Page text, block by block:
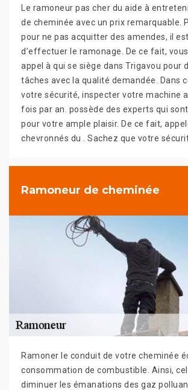
Le ramoneur pas cher du aide à
de cheminée avec un prix remarquable.
pour ne pas acquitter des amendes, il
d’effectuer le ramonage. De ce fait,
appel à qui se siège dans Trigavou pour
tâches avec la qualité demandée. Dans
votre sécurité, inspecter votre machine
fois par an. possède des experts qui
pour votre ample plaisir. De ce fait,
chevronnés du . Sachez que votre
Ramoneur de cheminée
Ramoner le conduit de votre cheminée
consommation de combustible. Ainsi,
diminuer les émanations des gaz